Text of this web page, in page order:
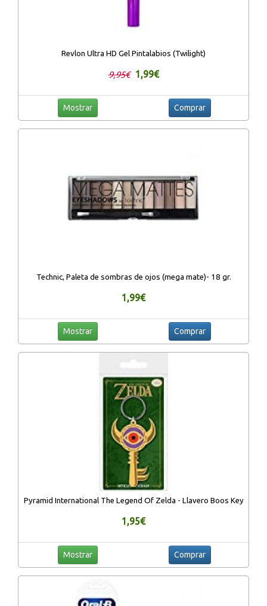
Revlon Ultra HD Gel Pintalabios (Twilight)
9,95€ 1,99€
Mostrar Comprar
Technic, Paleta de sombras de ojos (mega mate)- 18 gr.
1,99€
Mostrar Comprar
Pyramid International The Legend Of Zelda - Llavero Boos Key
1,95€
Mostrar Comprar